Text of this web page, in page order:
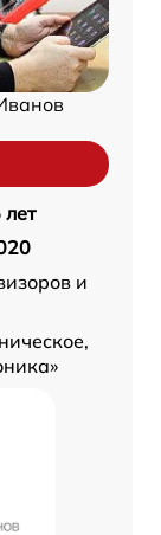
лет
и